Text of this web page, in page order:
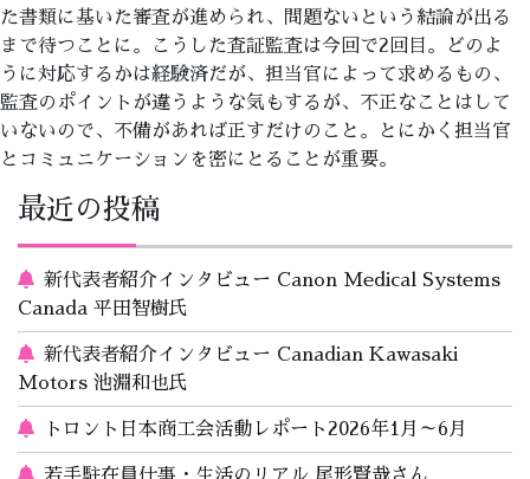
た書類に基いた審査が進められ、問題ないという結論が出る
まで待つことに。こうした査証監査は今回で2回目。どのよ
うに対応するかは経験済だが、担当官によって求めるもの、
監査のポイントが違うような気もするが、不正なことはして
いないので、不備があれば正すだけのこと。とにかく担当官
とコミュニケーションを密にとることが重要。
最近の投稿
新代表者紹介インタビュー Canon Medical Systems
Canada 平田智樹氏
新代表者紹介インタビュー Canadian Kawasaki
Motors 池淵和也氏
トロント日本商工会活動レポート2026年1月～6月